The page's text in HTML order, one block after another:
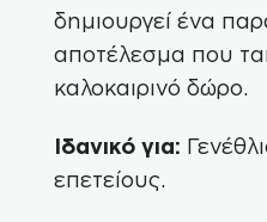
δημιουργεί ένα
αποτέλεσμα που
καλοκαιρινό δώρο.
Ιδανικό για:
επετείους.